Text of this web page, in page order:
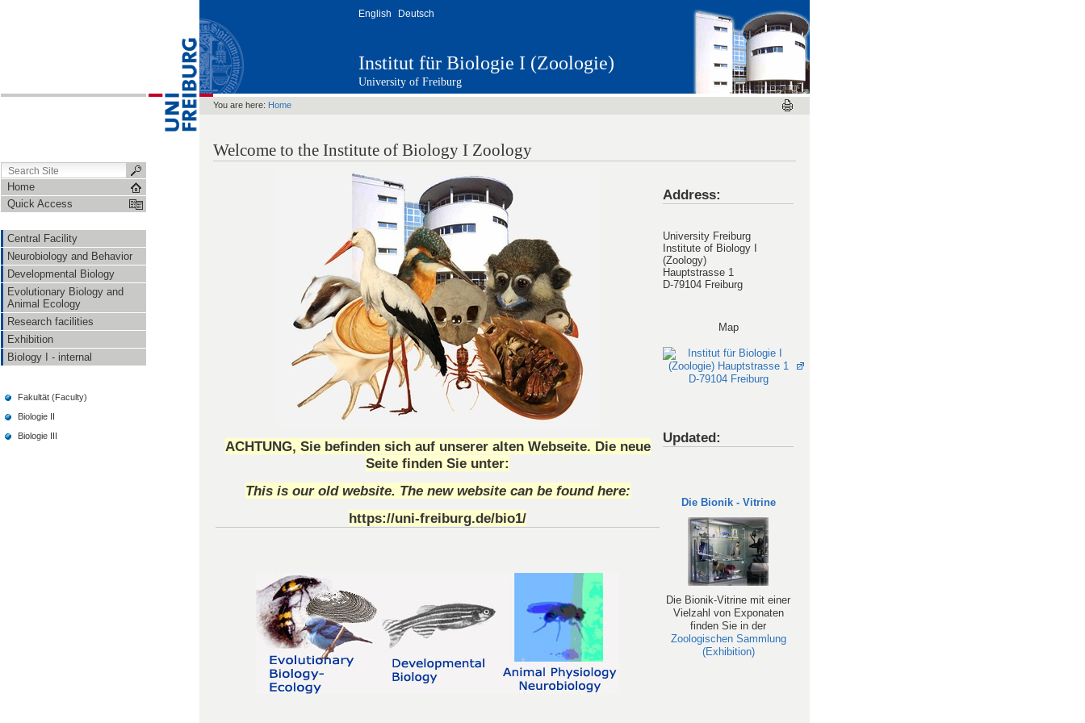
Home
Quick Access
Central Facility
Neurobiology and Behavior
Developmental Biology
Evolutionary Biology and
Animal Ecology
Research facilities
Exhibition
Biology I - internal
Fakultät (Faculty)
Biologie II
Biologie III
English Deutsch
Institut für Biologie I (Zoologie)
University of Freiburg
You are here: Home
Welcome to the Institute of Biology I Zoology
ACHTUNG, Sie befinden sich auf unserer alten Webseite. Die neue
Seite finden Sie unter:
This is our old website. The new website can be found here:
https://uni-freiburg.de/bio1/
Address:
University Freiburg
Institute of Biology I
(Zoology)
Hauptstrasse 1
D-79104 Freiburg
Map
Updated:
Die Bionik - Vitrine
Die Bionik-Vitrine mit einer
Vielzahl von Exponaten
finden Sie in der
Zoologischen Sammlung
(Exhibition)